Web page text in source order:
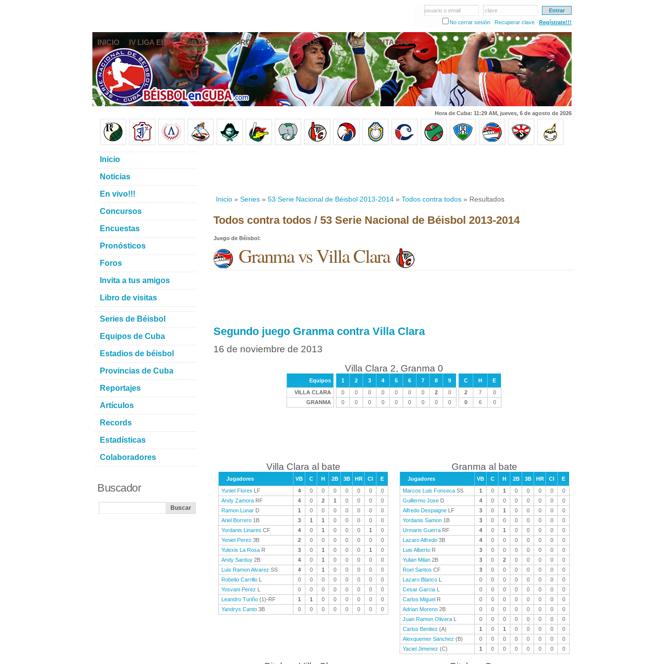
usuario o email
clave
No cerrar sesión
Recuperar clave Regístrate!!!
INICIO IV LIGA ELITE NOTICIAS FOROS PRONÓSTICOS EN VIVO CONTACTO
Hora de Cuba: 11:29 AM, jueves, 6 de agosto de 2026
Inicio » Series » 53 Serie Nacional de Béisbol 2013-2014 » Todos contra todos » Resultados
Todos contra todos / 53 Serie Nacional de Béisbol 2013-2014
Juego de Béisbol:
Granma vs Villa Clara
Segundo juego Granma contra Villa Clara
16 de noviembre de 2013
Villa Clara 2, Granma 0
Equipos 1 2 3 4 5 6 7 8 9 C H
E
VILLA CLARA
0 0 0 0 0 0 0 2 0 2 7
0
GRANMA
0 0 0 0 0 0 0 0 0 0 6 0
Villa Clara al bate
Jugadores VB C H 2B 3B HR CI
E
Yuniet Flores LF 4 0 0 0 0 0 0
0
Andy Zamora RF 4 0 2 1 0 0 0
0
Ramon Lunar D 1 0 0 0 0 0 0
0
Ariel Borrero 1B 3 1 1 0 0 0 0
0
Yordanis Linares CF 4 0 1 0 0 0 1
0
Yeniet Perez 3B 2 0 0 0 0 0 0
0
Yulexis La Rosa R 3 0 1 0 0 0 1
0
Andy Sarduy 2B 4 0 1 0 0 0 0
0
Luis Ramon Alvarez SS 4 0 1 0 0 0 0
0
Robelio Carrillo L 0 0 0 0 0 0 0
0
Yosvani Perez L 0 0 0 0 0 0 0
0
Leandro Turiño (1)-RF 1 1 0 0 0 0 0
0
Yandrys Canto 3B 0 0 0 0 0 0 0 0
Granma al bate
Jugadores VB C H 2B 3B HR CI
E
Marcos Luis Fonseca SS 1 0 1 0 0 0 0
0
Guillermo Jose D 4 0 0 0 0 0 0
0
Alfredo Despaigne LF 3 0 1 0 0 0 0
0
Yordanis Samon 1B 3 0 0 0 0 0 0
0
Urmaris Guerra RF 4 0 1 0 0 0 0
0
Lazaro Alfredo 3B 4 0 0 0 0 0 0
0
Luis Alberto R 3 0 0 0 0 0 0
0
Yulian Milan 2B 3 0 2 0 0 0 0
0
Roel Santos CF 3 0 0 0 0 0 0
0
Lazaro Blanco L 0 0 0 0 0 0 0
0
Cesar Garcia L 0 0 0 0 0 0 0
0
Carlos Miguel R 0 0 0 0 0 0 0
0
Adrian Moreno 2B 0 0 0 0 0 0 0
0
Juan Ramon Olivera L 0 0 0 0 0 0 0
0
Carlos Benitez (A) 1 0 1 0 0 0 0
0
Alexquemer Sanchez (B) 0 0 0 0 0 0 0
0
Yaciel Jimenez (C) 1 0 0 0 0 0 0 0
Inicio
Noticias
En vivo!!!
Concursos
Encuestas
Pronósticos
Foros
Invita a tus amigos
Libro de visitas
Series de Béisbol
Equipos de Cuba
Estadios de béisbol
Provincias de Cuba
Reportajes
Artículos
Records
Estadísticas
Colaboradores
Buscador